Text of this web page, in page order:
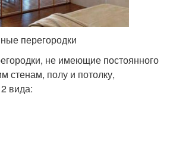
перегородки
не имеющие постоянного
стенам, полу и потолку,
вида: